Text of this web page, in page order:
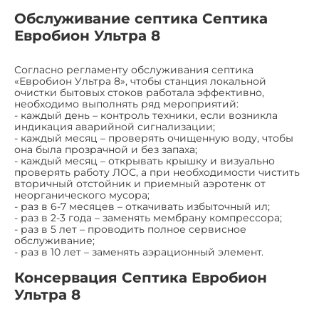
Обслуживание септика Септика
Евробион Ультра 8
Согласно регламенту обслуживания септика
«Евробион Ультра 8», чтобы станция локальной
очистки бытовых стоков работала эффективно,
необходимо выполнять ряд мероприятий:
- каждый день – контроль техники, если возникла
индикация аварийной сигнализации;
- каждый месяц – проверять очищенную воду, чтобы
она была прозрачной и без запаха;
- каждый месяц – открывать крышку и визуально
проверять работу ЛОС, а при необходимости чистить
вторичный отстойник и приемный аэротенк от
неорганического мусора;
- раз в 6-7 месяцев – откачивать избыточный ил;
- раз в 2-3 года – заменять мембрану компрессора;
- раз в 5 лет – проводить полное сервисное
обслуживание;
- раз в 10 лет – заменять аэрационный элемент.
Консервация Септика Евробион
Ультра 8